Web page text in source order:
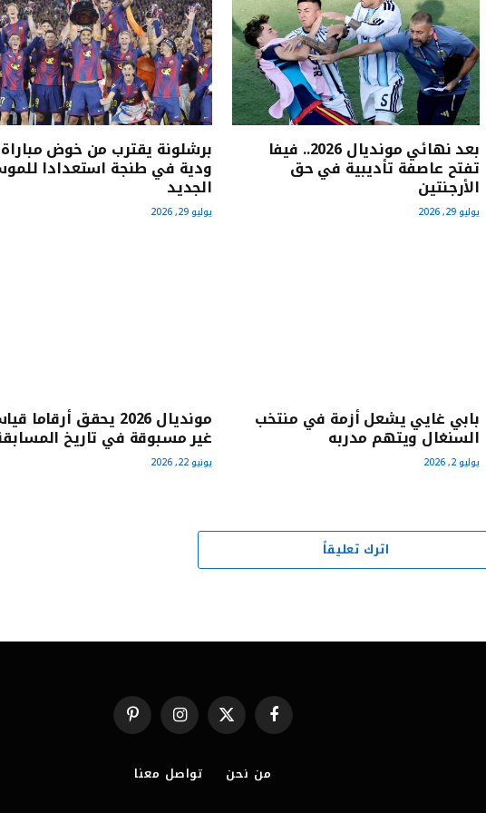
بعد نهائي مونديال 2026.. فيفا
تفتح عاصفة تأديبية في حق
الأرجنتين
يوليو 29, 2026
برشلونة يقترب من خوض مباراة
ودية في طنجة استعدادا
الجديد
يوليو 29, 2026
بابي غايي يشعل أزمة في منتخب
السنغال ويتهم مدربه
يوليو 2, 2026
مونديال 2026 يحقق أرقاما
غير مسبوقة في تاريخ
يونيو 22, 2026
اترك تعليقاً
فيسبوك X
(Twitter)
الانستغرامبينتيريست
من نحن
تواصل معنا